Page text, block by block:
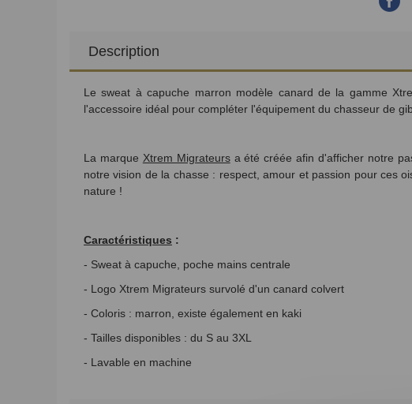
Description
Le sweat à capuche marron modèle canard de la gamme
l'accessoire idéal pour compléter l'équipement du chasseur de
La marque Xtrem Migrateursa été créée afin d'afficher notre
notre vision de la chasse : respect, amour et passion pour ces
nature !
Caractéristiques :
- Sweat à capuche, poche mains centrale
- Logo Xtrem Migrateurs survolé d'un canard colvert
- Coloris : marron, existe également en kaki
- Tailles disponibles : du S au 3XL
- Lavable en machine